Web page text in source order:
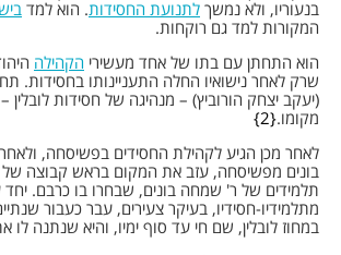
בנעוריו, ולא נמשך לתנועת החסידות. הוא למד
המקורות למד גם רוקחות.
הוא התחתן עם בתו של אחד מעשירי הקהילה
שרק לאחר נישואיו החלה התעניינותו בחסידות.
(יעקב יצחק הורוביץ) – מנהיגה של חסידות
מקומו. 2
לאחר מכן הגיע לקהילת החסידים בפשיסחה,
בונים מפשיסחה, עזב את המקום בראש קבוצה של
מתלמידיו-חסידיו, בעיקר צעירים, עבר כעבור
במחוז לובלין, שם חי עד סוף ימיו, והיא שנתנה